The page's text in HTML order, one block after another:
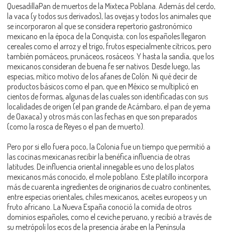
QuesadillaPan de muertos de la Mixteca Poblana. Además del cerdo,
la vaca (y todos sus derivados), las ovejas y todos los animales que
se incorporaron al que se considera repertorio gastronómico
mexicano en la época de la Conquista; con los españoles llegaron
cereales como el arroz y el trigo, frutos especialmente cítricos, pero
también pomáceos, prunáceos, rosáceos. Y hasta la sandía, que los
mexicanos consideran de buena fe ser nativos. Desde luego, las
especias, mítico motivo de los afanes de Colón. Ni qué decir de
productos básicos como el pan, que en México se multiplicó en
cientos de formas, algunas de las cuales son identificadas con sus
localidades de origen (el pan grande de Acámbaro, el pan de yema
de Oaxaca) y otros más con las fechas en que son preparados
(como la rosca de Reyes o el pan de muerto).
Pero por si ello fuera poco, la Colonia fue un tiempo que permitió a
las cocinas mexicanas recibir la benéfica influencia de otras
latitudes. De influencia oriental innegable es uno de los platos
mexicanos más conocido, el mole poblano. Este platillo incorpora
más de cuarenta ingredientes de originarios de cuatro continentes,
entre especias orientales, chiles mexicanos, aceites europeos y un
fruto africano. La Nueva España conoció la comida de otros
dominios españoles, como el ceviche peruano, y recibió a través de
su metrópoli los ecos de la presencia árabe en la Península